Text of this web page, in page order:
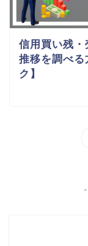
信用買い残
推移を調べる
ク】